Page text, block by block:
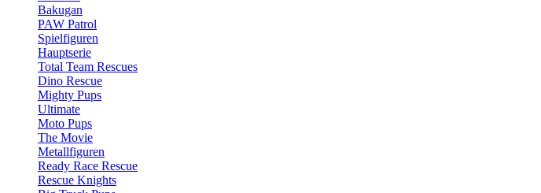
Bakugan
PAW Patrol
Spielfiguren
Hauptserie
Total Team Rescues
Dino Rescue
Mighty Pups
Ultimate
Moto Pups
The Movie
Metallfiguren
Ready Race Rescue
Rescue Knights